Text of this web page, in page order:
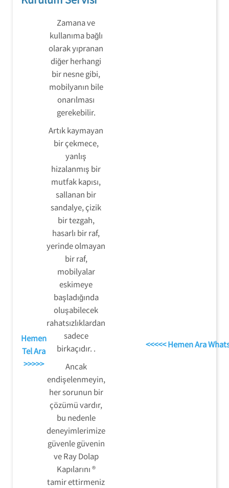
Hemen
Tel Ara
>>>>>
Zamana ve
kullanıma bağlı
olarak yıpranan
diğer herhangi
bir nesne gibi,
mobilyanın bile
onarılması
gerekebilir.
Artık kaymayan
bir çekmece,
yanlış
hizalanmış bir
mutfak kapısı,
sallanan bir
sandalye, çizik
bir tezgah,
hasarlı bir raf,
yerinde olmayan
bir raf,
mobilyalar
eskimeye
başladığında
oluşabilecek
rahatsızlıklardan
sadece
birkaçıdır. .
Ancak
endişelenmeyin,
her sorunun bir
çözümü vardır,
bu nedenle
deneyimlerimize
güvenle güvenin
ve Ray Dolap
Kapılarını ®
tamir ettirmeniz
<<<<< Hemen Ara